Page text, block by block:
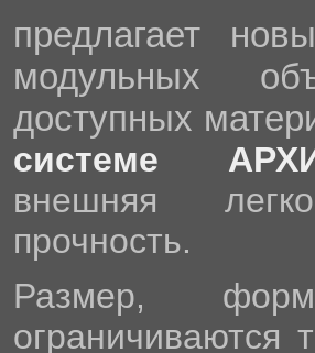
предлагает
модульных
доступных
системе
внешняя
прочность.
Размер,
ограничиваются